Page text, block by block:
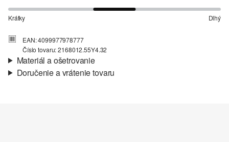
Krátky Dlhý
EAN: 4099977978777
Číslo tovaru: 2168012.55Y4.32
Materiál a ošetrovanie
Doručenie a vrátenie tovaru